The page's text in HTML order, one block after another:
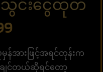
င်းငွေထုတ်
ပုံမှန်အားဖြင့်အရင်တုန်းက
ျင်တယ်ဆိုရင်တော့